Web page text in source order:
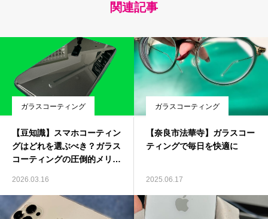
関連記事
ガラスコーティング
【豆知識】スマホコーティン
グはどれを選ぶべき？ガラス
コーティングの圧倒的メリッ
2026.03.16
ガラスコーティング
【奈良市法華寺】ガラスコー
ティングで毎日を快適に
2025.06.17